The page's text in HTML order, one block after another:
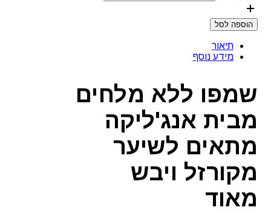
הוספה לסל
תיאור
מידע נוסף
שמפו ללא מלחים
מבית אנג'ליקה
מתאים לשיער
מקורזל ויבש
מאוד